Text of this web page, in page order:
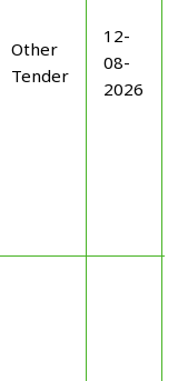
Other
Tender
12-
08-
2026